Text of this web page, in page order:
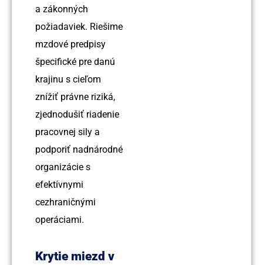
a zákonných
požiadaviek. Riešime
mzdové predpisy
špecifické pre danú
krajinu s cieľom
znížiť právne riziká,
zjednodušiť riadenie
pracovnej sily a
podporiť nadnárodné
organizácie s
efektívnymi
cezhraničnými
operáciami.
Krytie miezd v